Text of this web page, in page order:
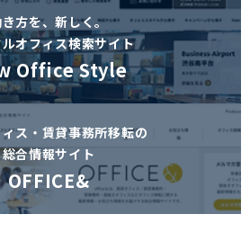
方を、新しく。
オフィス検索サイト
Office Style
ス・賃貸事務所移転の
総合情報サイト
OFFICE&